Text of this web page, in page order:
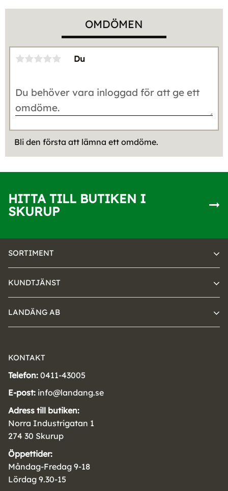
OMDÖMEN
Du
Bli den första att lämna ett omdöme.
HITTA TILL BUTIKEN I
SKURUP
SORTIMENT
KUNDTJÄNST
LANDÄNG AB
KONTAKT
Telefon: 0411-43005
E-post: info@landang.se
Adress till butiken:
Norra Industrigatan 1
274 30 Skurup
Öppettider:
Måndag-Fredag 9-18
Lördag 9.30-15